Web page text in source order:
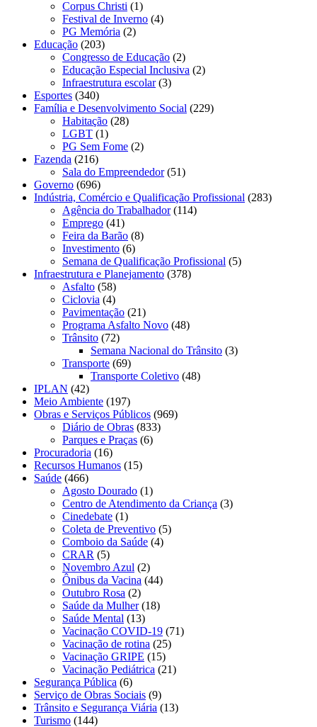
Corpus Christi (1)
Festival de Inverno (4)
PG Memória (2)
Educação (203)
Congresso de Educação (2)
Educação Especial Inclusiva (2)
Infraestrutura escolar(3)
Esportes (340)
Família e Desenvolvimento Social (229)
Habitação (28)
LGBT (1)
PG Sem Fome (2)
Fazenda (216)
Sala do Empreendedor(51)
Governo (696)
Indústria, Comércio e Qualificação Profissional (283)
Agência do Trabalhador(114)
Emprego (41)
Feira da Barão (8)
Investimento (6)
Semana de Qualificação Profissional (5)
Infraestrutura e Planejamento (378)
Asfalto (58)
Ciclovia (4)
Pavimentação (21)
Programa Asfalto Novo (48)
Trânsito (72)
Semana Nacional do Trânsito (3)
Transporte (69)
Transporte Coletivo (48)
IPLAN (42)
Meio Ambiente (197)
Obras e Serviços Públicos (969)
Diário de Obras (833)
Parques e Praças (6)
Procuradoria (16)
Recursos Humanos (15)
Saúde (466)
Agosto Dourado (1)
Centro de Atendimento da Criança (3)
Cinedebate (1)
Coleta de Preventivo (5)
Comboio da Saúde (4)
CRAR (5)
Novembro Azul (2)
Ônibus da Vacina (44)
Outubro Rosa (2)
Saúde da Mulher(18)
Saúde Mental (13)
Vacinação COVID-19 (71)
Vacinação de rotina (25)
Vacinação GRIPE (15)
Vacinação Pediátrica (21)
Segurança Pública (6)
Serviço de Obras Sociais (9)
Trânsito e Segurança Viária (13)
Turismo (144)